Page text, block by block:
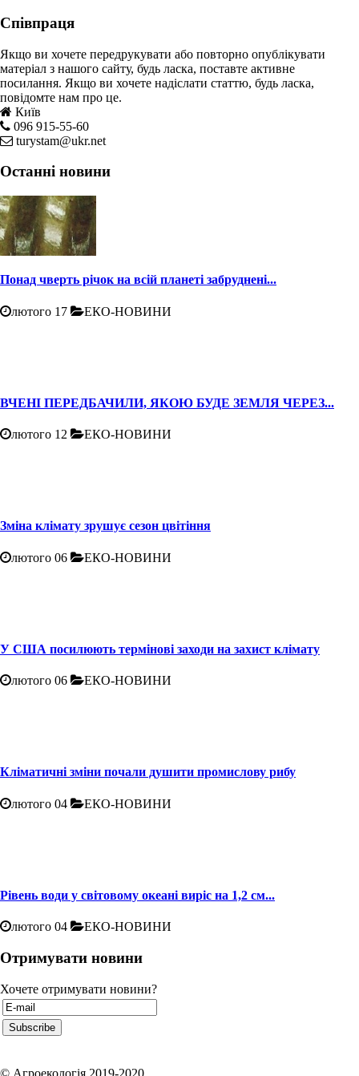
Співпраця
Якщо ви хочете передрукувати або повторно опублікувати
матеріал з нашого сайту, будь ласка, поставте активне
посилання. Якщо ви хочете надіслати статтю, будь ласка,
повідомте нам про це.
Київ
096 915-55-60
turystam@ukr.net
Останні новини
Понад чверть річок на всій планеті забруднені...
лютого 17 ЕКО-НОВИНИ
ВЧЕНІ ПЕРЕДБАЧИЛИ, ЯКОЮ БУДЕ ЗЕМЛЯ ЧЕРЕЗ...
лютого 12 ЕКО-НОВИНИ
Зміна клімату зрушує сезон цвітіння
лютого 06 ЕКО-НОВИНИ
У США посилюють термінові заходи на захист клімату
лютого 06 ЕКО-НОВИНИ
Кліматичні зміни почали душити промислову рибу
лютого 04 ЕКО-НОВИНИ
Рівень води у світовому океані виріс на 1,2 см...
лютого 04 ЕКО-НОВИНИ
Отримувати новини
Хочете отримувати новини?
© Агроекологія 2019-2020